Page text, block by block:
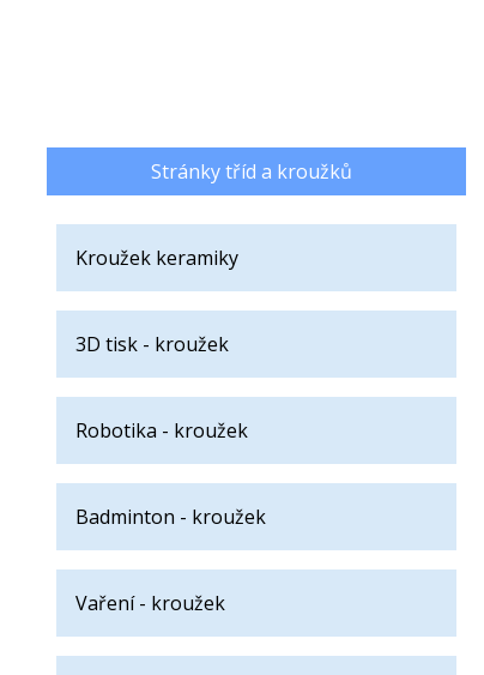
Stránky tříd a kroužků
Kroužek keramiky
3D tisk - kroužek
Robotika - kroužek
Badminton - kroužek
Vaření - kroužek